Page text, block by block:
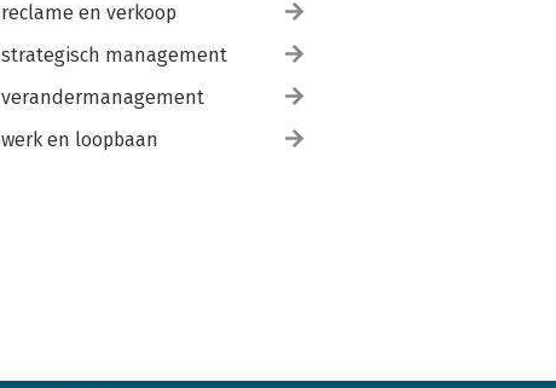
reclame en verkoop
strategisch management
verandermanagement
werk en loopbaan